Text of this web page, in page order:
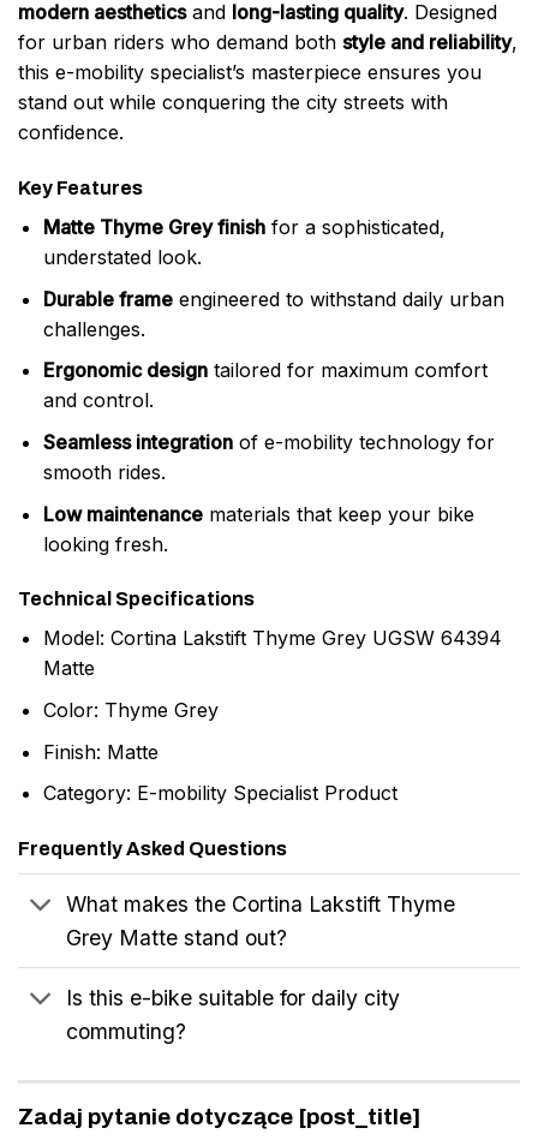
modern aestheticsand long-lasting quality. Designed
for urban riders who demand both style and reliability,
this e-mobility specialist’s masterpiece ensures you
stand out while conquering the city streets with
confidence.
Key Features
Matte Thyme Grey finishfor a sophisticated,
understated look.
Durable frameengineered to withstand daily urban
challenges.
Ergonomic designtailored for maximum comfort
and control.
Seamless integrationof e-mobility technology for
smooth rides.
Low maintenancematerials that keep your bike
looking fresh.
Technical Specifications
Model: Cortina Lakstift Thyme Grey UGSW 64394
Matte
Color: Thyme Grey
Finish: Matte
Category: E-mobility Specialist Product
Frequently Asked Questions
What makes the Cortina Lakstift Thyme
Grey Matte stand out?
Is this e-bike suitable for daily city
commuting?
Zadaj pytanie dotyczące [post_title]